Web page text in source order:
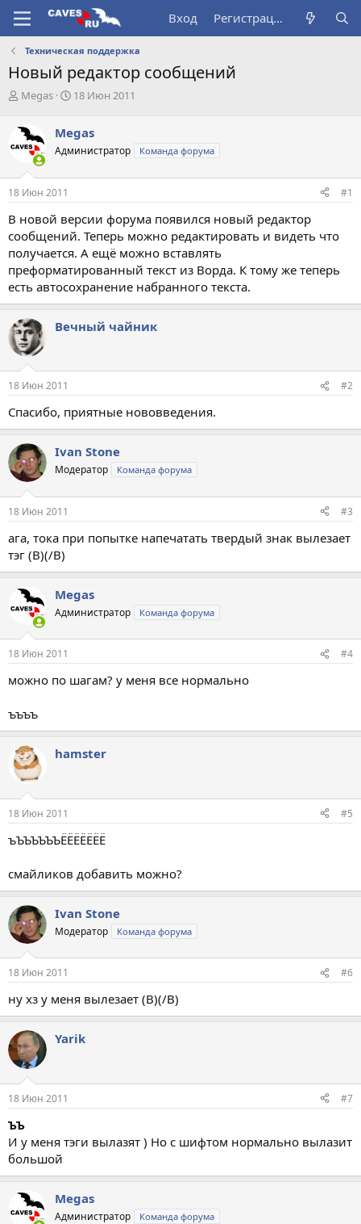
Вход Регистрация
Техническая поддержка
Новый редактор сообщений
А
т
о
р
е
м
Megas
Д
а
н
ч
а
18 Июн 2011
Megas
Администратор Команда форума
18 Июн 2011 #1
В новой версии форума появился новый редактор
сообщений. Теперь можно редактировать и видеть что
получается. А ещё можно вставлять
преформатированный текст из Ворда. К тому же теперь
есть автосохранение набранного текста.
Вечный чайник
18 Июн 2011 #2
Спасибо, приятные нововведения.
Ivan Stone
Модератор Команда форума
18 Июн 2011 #3
ага, тока при попытке напечатать твердый знак вылезает
тэг (B)(/B)
Megas
Администратор Команда форума
18 Июн 2011 #4
можно по шагам? у меня все нормально
ъъъъ
hamster
18 Июн 2011 #5
ъЪЪЪЪЪЪЁЁЁЁЁЁЁ
смайликов добавить можно?
Ivan Stone
Модератор Команда форума
18 Июн 2011 #6
ну хз у меня вылезает (B)(/B)
Yarik
18 Июн 2011 #7
ЪЪ
И у меня тэги вылазят ) Но с шифтом нормально вылазит
большой
Megas
Администратор Команда форума